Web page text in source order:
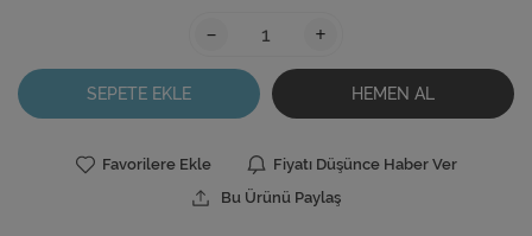
- +
SEPETE EKLE HEMEN AL
Favorilere Ekle
Fiyatı Düşünce Haber Ver
Bu Ürünü Paylaş